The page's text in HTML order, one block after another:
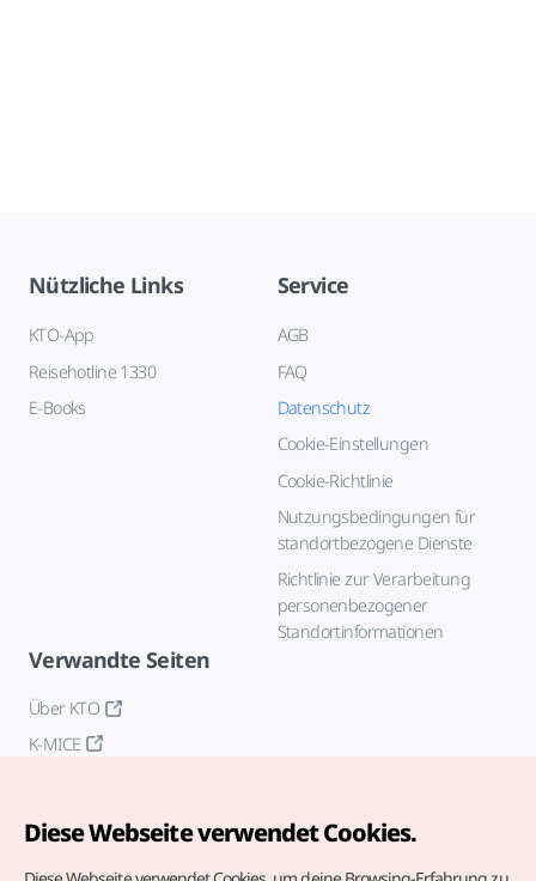
Nützliche Links
KTO-App
Reisehotline 1330
E-Books
Service
AGB
FAQ
Datenschutz
Cookie-Einstellungen
Cookie-Richtlinie
Nutzungsbedingungen für
standortbezogene Dienste
Richtlinie zur Verarbeitung
personenbezogener
Standortinformationen
Verwandte Seiten
Über KTO
K-MICE
Diese Webseite verwendet Cookies.